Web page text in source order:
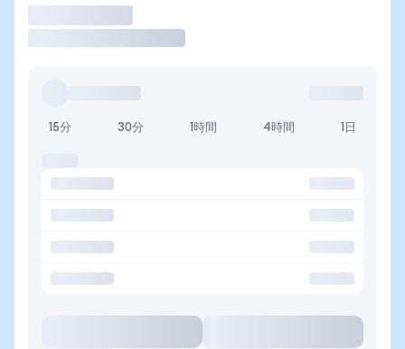
15分 30分 1時間 4時間 1日